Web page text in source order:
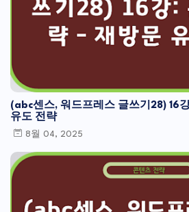
(abc센스, 워드프레스 글쓰기28) 16
유도 전략
8월 04, 2025